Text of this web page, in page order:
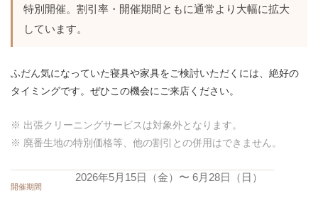
特別開催。割引率・開催期間ともに通常より大幅に拡大
しています。
ふだん気になっていた寝具や家具をご検討いただくには、絶好の
タイミングです。ぜひこの機会にご来店ください。
※ 出張クリーニングサービスは対象外となります。
※ 廃番生地の特別価格等、他の割引との併用はできません。
開催期間
2026年5月15日（金）〜 6月28日（日）